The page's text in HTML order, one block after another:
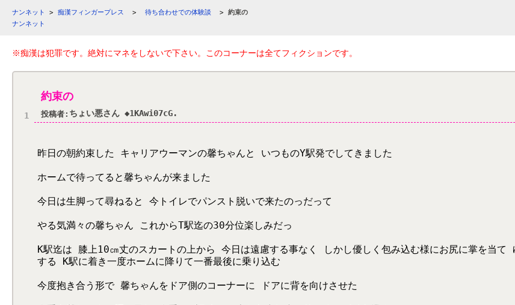
ナンネット > 痴漢フィンガープレス > 待ち合わせでの体験談 > 約束の
ナンネット
※痴漢は犯罪です。絶対にマネをしないで下さい。このコーナーは全てフィクションです。
1
約束の
投稿者: ちょい悪さん ◆1KAwi07cG.
昨日の朝約束した キャリアウーマンの馨ちゃんと いつものY駅発でしてきました
ホームで待ってると馨ちゃんが来ました
今日は生脚って尋ねると 今トイレでパンスト脱いで来たのっだって
やる気満々の馨ちゃん これからT駅迄の30分位楽しみだっ
K駅迄は 膝上10㎝丈のスカートの上から 今日は遠慮する事なく しかし優しく包み込む様にお尻に掌を当て
する K駅に着き一度ホームに降りて一番最後に乗り込む
今度抱き合う形で 馨ちゃんをドア側のコーナーに ドアに背を向けさせた